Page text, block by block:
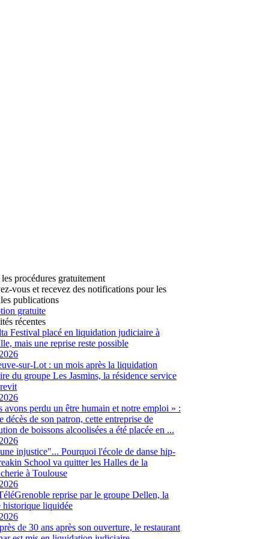
procédures gratuitement
vous et recevez des notifications pour les
publications
gratuite
récentes
Festival placé en liquidation judiciaire à
mais une reprise reste possible
sur-Lot : un mois après la liquidation
du groupe Les Jasmins, la résidence service
avons perdu un être humain et notre emploi » :
décès de son patron, cette entreprise de
de boissons alcoolisées a été placée en ...
injustice"... Pourquoi l'école de danse hip-
School va quitter les Halles de la
à Toulouse
reprise par le groupe Dellen, la
historique liquidée
de 30 ans après son ouverture, le restaurant